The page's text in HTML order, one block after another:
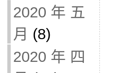
2020 年 五
月 (8)
2020 年 四